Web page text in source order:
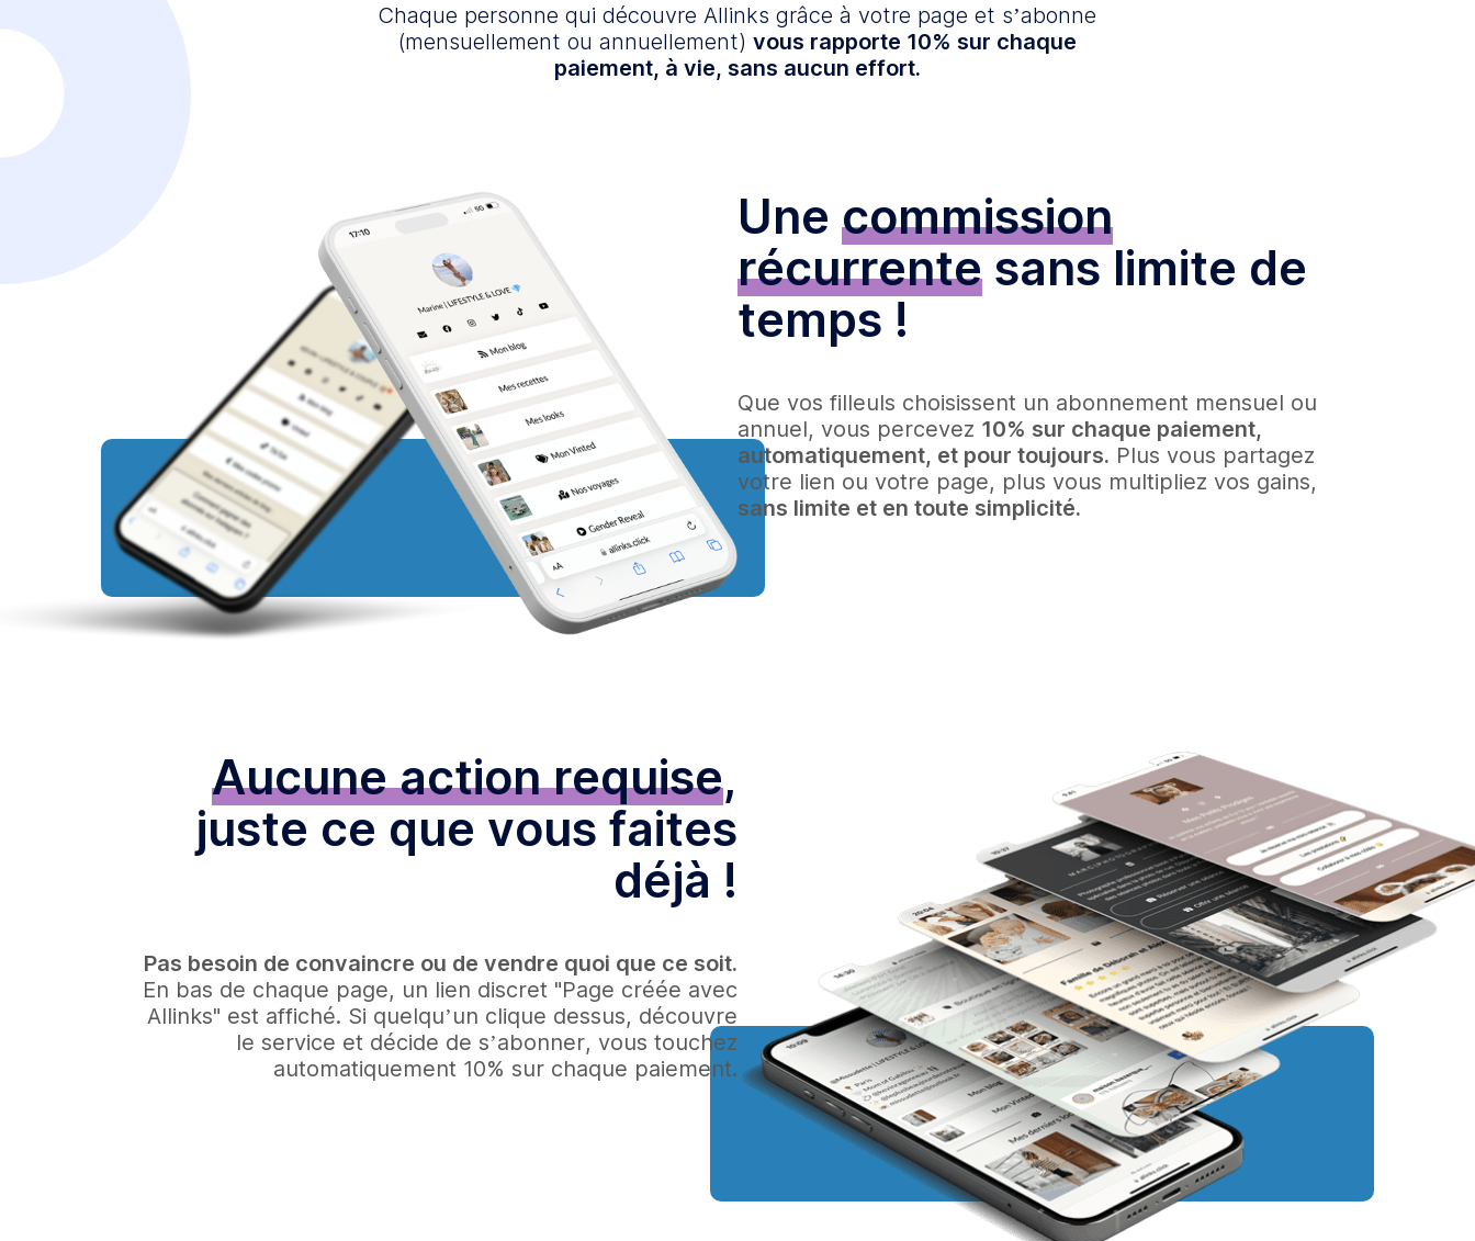
Chaque personne qui découvre Allinks grâce à votre page et s’abonne
(mensuellement ou annuellement) vous rapporte 10% sur chaque
paiement, à vie, sans aucun effort.
Une commission
récurrente sans limite de
temps !
Que vos filleuls choisissent un abonnement mensuel ou
annuel, vous percevez 10% sur chaque paiement,
automatiquement, et pour toujours. Plus vous partagez
votre lien ou votre page, plus vous multipliez vos gains,
sans limite et en toute simplicité.
Aucune action requise,
juste ce que vous faites
déjà !
Pas besoin de convaincre ou de vendre quoi que ce soit.
En bas de chaque page, un lien discret "Page créée avec
Allinks" est affiché. Si quelqu’un clique dessus, découvre
le service et décide de s’abonner, vous touchez
automatiquement 10% sur chaque paiement.